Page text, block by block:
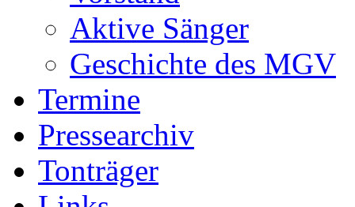
Aktive Sänger
Geschichte des MGV
Termine
Pressearchiv
Tonträger